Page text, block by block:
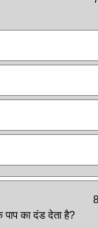
पाप का दंड देता है?